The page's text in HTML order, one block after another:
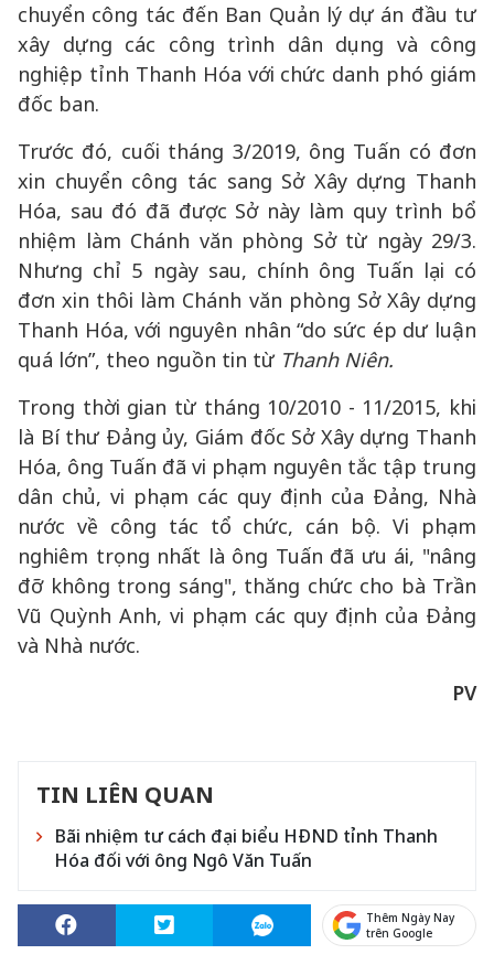
chuyển công tác đến Ban Quản lý dự án đầu tư
xây dựng các công trình dân dụng và công
nghiệp tỉnh Thanh Hóa với chức danh phó giám
đốc ban.
Trước đó, cuối tháng 3/2019, ông Tuấn có đơn
xin chuyển công tác sang Sở Xây dựng Thanh
Hóa, sau đó đã được Sở này làm quy trình bổ
nhiệm làm Chánh văn phòng Sở từ ngày 29/3.
Nhưng chỉ 5 ngày sau, chính ông Tuấn lại có
đơn xin thôi làm Chánh văn phòng Sở Xây dựng
Thanh Hóa, với nguyên nhân “do sức ép dư luận
quá lớn”, theo nguồn tin từ Thanh Niên.
Trong thời gian từ tháng 10/2010 - 11/2015, khi
là Bí thư Đảng ủy, Giám đốc Sở Xây dựng Thanh
Hóa, ông Tuấn đã vi phạm nguyên tắc tập trung
dân chủ, vi phạm các quy định của Đảng, Nhà
nước về công tác tổ chức, cán bộ. Vi phạm
nghiêm trọng nhất là ông Tuấn đã ưu ái, "nâng
đỡ không trong sáng", thăng chức cho bà Trần
Vũ Quỳnh Anh, vi phạm các quy định của Đảng
và Nhà nước.
PV
TIN LIÊN QUAN
Bãi nhiệm tư cách đại biểu HĐND tỉnh Thanh
Hóa đối với ông Ngô Văn Tuấn
Thêm Ngày Nay
trên Google